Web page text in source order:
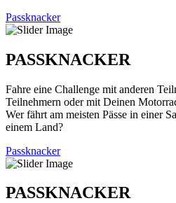
Passknacker
PASSKNACKER
Fahre eine Challenge mit anderen
Teilnehmern oder mit Deinen
Wer fährt am meisten Pässe in einer
einem Land?
Passknacker
PASSKNACKER